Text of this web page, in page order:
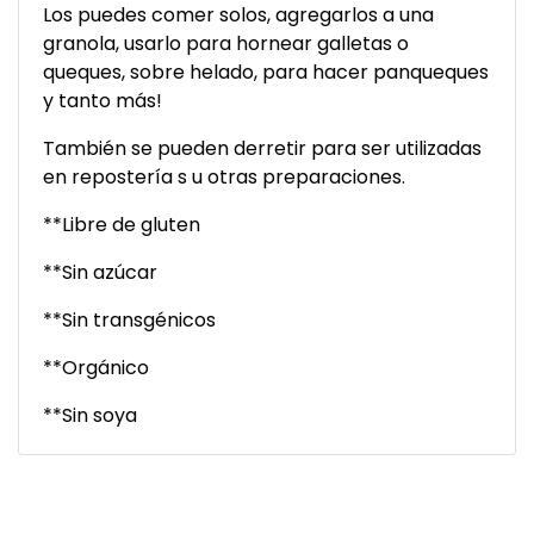
Los puedes comer solos, agregarlos a una
granola, usarlo para hornear galletas o
queques, sobre helado, para hacer panqueques
y tanto más!
También se pueden derretir para ser utilizadas
en repostería s u otras preparaciones.
**Libre de gluten
**Sin azúcar
**Sin transgénicos
**Orgánico
**Sin soya